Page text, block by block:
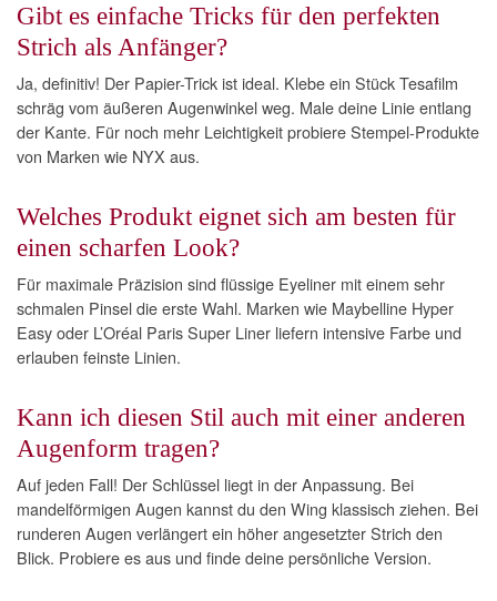
Gibt es einfache Tricks für den perfekten
Strich als Anfänger?
Ja, definitiv! Der Papier-Trick ist ideal. Klebe ein Stück Tesafilm
schräg vom äußeren Augenwinkel weg. Male deine Linie entlang
der Kante. Für noch mehr Leichtigkeit probiere Stempel-Produkte
von Marken wie NYX aus.
Welches Produkt eignet sich am besten für
einen scharfen Look?
Für maximale Präzision sind flüssige Eyeliner mit einem sehr
schmalen Pinsel die erste Wahl. Marken wie Maybelline Hyper
Easy oder L’Oréal Paris Super Liner liefern intensive Farbe und
erlauben feinste Linien.
Kann ich diesen Stil auch mit einer anderen
Augenform tragen?
Auf jeden Fall! Der Schlüssel liegt in der Anpassung. Bei
mandelförmigen Augen kannst du den Wing klassisch ziehen. Bei
runderen Augen verlängert ein höher angesetzter Strich den
Blick. Probiere es aus und finde deine persönliche Version.